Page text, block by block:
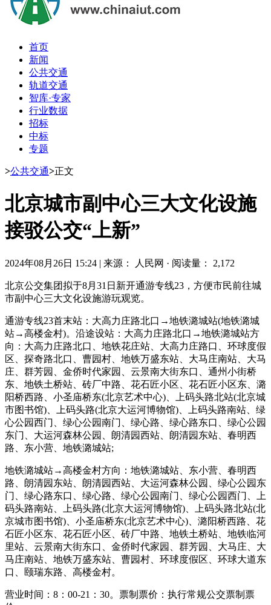
首页
新闻
公共交通
轨道交通
智库·专家
行业数据
招标
中标
专题
>公共交通>正文
北京城市副中心三大文化设施
接驳公交“上新”
2024年08月26日 15:24 | 来源： 人民网 · 阅读量： 2,172
北京公交集团拟于8月31日新开通游专线23，方便市民前往城
市副中心三大文化设施游玩观览。
通游专线23首末站：大高力庄路北口→地铁潞城站(地铁潞城
站→高楼金村)。沿途设站：大高力庄路北口→地铁潞城站方
向：大高力庄路北口、地铁花庄站、大高力庄路口、环球度假
区、探奇路北口、曹园村、地铁万盛东站、大马庄南站、大马
庄、群芳园、金侨时代家园、云景南大街东口、通州小街桥
东、地铁土桥站、砖厂中路、花石匠小区、花石匠小区东、潞
阳桥西路、小圣庙桥东(北京艺术中心)、上码头路北站(北京城
市图书馆)、上码头路(北京大运河博物馆)、上码头路南站、绿
心公园西门、绿心公园南门、绿心路、绿心路东口、绿心公园
东门、大运河森林公园、朗清园西站、朗清园东站、春明西
路、东小营、地铁潞城站;
地铁潞城站→高楼金村方向：地铁潞城站、东小营、春明西
路、朗清园东站、朗清园西站、大运河森林公园、绿心公园东
门、绿心路东口、绿心路、绿心公园南门、绿心公园西门、上
码头路南站、上码头路(北京大运河博物馆)、上码头路北站(北
京城市图书馆)、小圣庙桥东(北京艺术中心)、潞阳桥西路、花
石匠小区东、花石匠小区、砖厂中路、地铁土桥站、地铁临河
里站、云景南大街东口、金侨时代家园、群芳园、大马庄、大
马庄南站、地铁万盛东站、曹园村、环球度假区、环球大道东
口、颐瑞东路、高楼金村。
营业时间：8：00-21：30。票制票价：执行常规公交票制票